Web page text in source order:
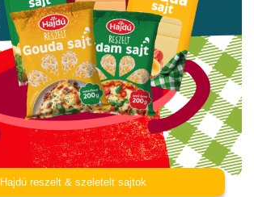
Hajdú reszelt & szeletelt sajtok